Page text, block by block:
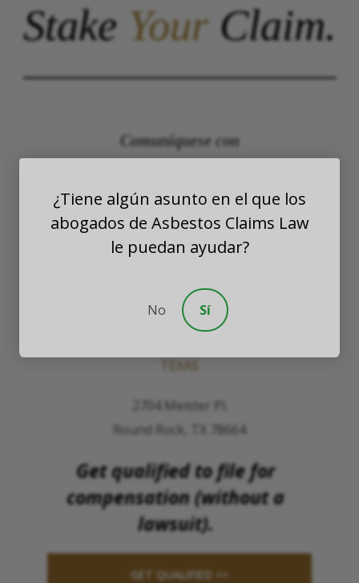
StakeYourClaim.
Comuníquese con
PLLC
WASHINGTON
Suite 200
Redmond, Washington 98052
TEXAS
2704 Meister Pl.
Round Rock, TX 78664
Get qualified to file for
compensation (without a
lawsuit).
GET QUALIFIED >>
¿Tiene algún asunto en el que los
abogados de Asbestos Claims Law
le puedan ayudar?
No Sí